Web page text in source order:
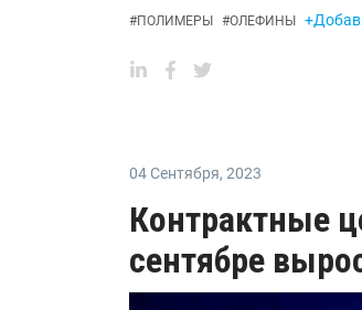
#ПОЛИМЕРЫ #ОЛЕФИНЫ
04 Сентября, 2023
Контрактные
сентябре